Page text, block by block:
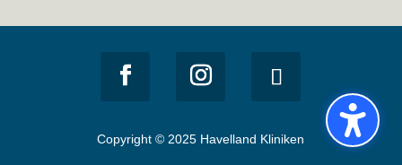
Copyright © 2025 Havelland Kliniken